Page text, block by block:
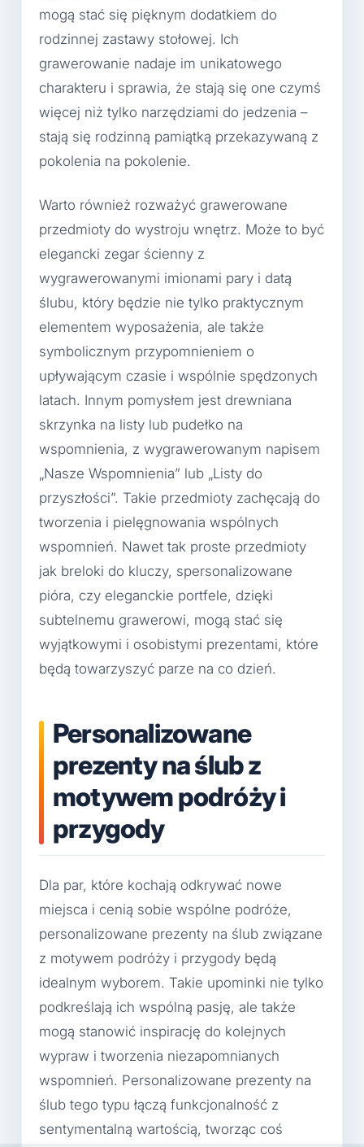
mogą stać się pięknym dodatkiem do
rodzinnej zastawy stołowej. Ich
grawerowanie nadaje im unikatowego
charakteru i sprawia, że stają się one czymś
więcej niż tylko narzędziami do jedzenia –
stają się rodzinną pamiątką przekazywaną z
pokolenia na pokolenie.
Warto również rozważyć grawerowane
przedmioty do wystroju wnętrz. Może to być
elegancki zegar ścienny z
wygrawerowanymi imionami pary i datą
ślubu, który będzie nie tylko praktycznym
elementem wyposażenia, ale także
symbolicznym przypomnieniem o
upływającym czasie i wspólnie spędzonych
latach. Innym pomysłem jest drewniana
skrzynka na listy lub pudełko na
wspomnienia, z wygrawerowanym napisem
„Nasze Wspomnienia” lub „Listy do
przyszłości”. Takie przedmioty zachęcają do
tworzenia i pielęgnowania wspólnych
wspomnień. Nawet tak proste przedmioty
jak breloki do kluczy, spersonalizowane
pióra, czy eleganckie portfele, dzięki
subtelnemu grawerowi, mogą stać się
wyjątkowymi i osobistymi prezentami, które
będą towarzyszyć parze na co dzień.
Personalizowane
prezenty na ślub z
motywem podróży i
przygody
Dla par, które kochają odkrywać nowe
miejsca i cenią sobie wspólne podróże,
personalizowane prezenty na ślub związane
z motywem podróży i przygody będą
idealnym wyborem. Takie upominki nie tylko
podkreślają ich wspólną pasję, ale także
mogą stanowić inspirację do kolejnych
wypraw i tworzenia niezapomnianych
wspomnień. Personalizowane prezenty na
ślub tego typu łączą funkcjonalność z
sentymentalną wartością, tworząc coś